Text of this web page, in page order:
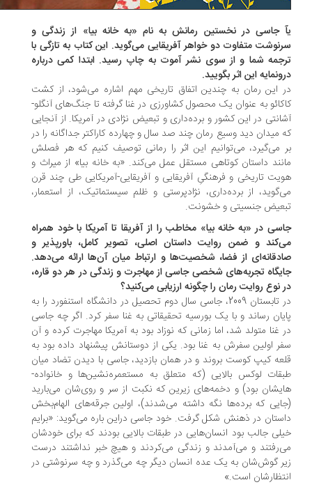
جاسی در نخستین رمانش به نام «به خانه بیا» از زندگی و
متفاوت دو خواهر آفریقایی می‌گوید. این کتاب به تازگی با
شما و از سوی نشر آموت به چاپ رسید. ابتدا کمی درباره
این اثر بگویید.
این رمان به چندین اتفاق تاریخی مهم اشاره می­‌شود، از کشت
به عنوان یک محصول کشاورزی در غنا گرفته تا جنگ‌­های آنگلو-
در این کشور و برده‌­داری و تبعیض نژادی در آمریکا. از آنجایی
میدان دید وسیع رمان چند صد سال و چهارده کاراکتر جداگانه را در
می‌­گیرد، می­‌توانیم این اثر را رمانی توصیف کنیم که هر فصلش
داستان کوتاهی مستقل عمل می­‌کند. «به خانه بیا» از میراث و
تاریخی و فرهنگیِ آفریقایی و آفریقایی-آمریکایی طی چند قرن
از برده‌داری، نژادپرستی و ظلم سیستماتیک، از استعمار،
جنسیتی و خشونت.
در «به خانه بیا» مخاطب را از آفریقا تا آمریکا با خود همراه
و ضمن روایت داستان اصلی، تصویر کامل، باورپذیر و
از فضا، شخصیت‌ها و ارتباط میان آن‌ها ارائه می‌دهد.
تجربه‌های شخصی جاسی از مهاجرت و زندگی در هر دو قاره،
نوع روایت رمان را چگونه ارزیابی می‌کنید؟
در تابستان 2009، جاسی سال دوم تحصیل در دانشگاه استنفورد را به
رساند و با یک بورسیه تحقیقاتی به غنا سفر کرد. اگر چه جاسی
غنا متولد شد، اما زمانی که نوزاد بود به آمریکا مهاجرت کرده و آن
اولین سفرش به غنا بود. یکی از دوستانش پیشنهاد داده بود به
کیپ کوست بروند و در همان بازدید، جاسی با دیدن تضاد میان
لوکس بالایی (که متعلق به مستعمره­‌نشین­‌ها و خانواده‌­
بود) و دخمه‌­های زیرین که نکبت از سر و روی‌شان می‌­بارید
که برده‌­ها نگه داشته می‌­شدند)، اولین جرقه‌­های الهام‌بخش
در ذهنش شکل گرفت. خود جاسی دراین باره می­‌گوید: «برایم
جالب بود انسان‌­هایی در طبقات بالایی بودند که برای خودشان
و می‌­آمدند و زندگی می­‌کردند و هیچ خبر نداشتند درست
گوش‌شان به یک عده انسان دیگر چه می­‌گذرد و چه سرنوشتی در
است.»